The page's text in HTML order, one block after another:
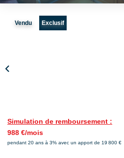
Vendu Exclusif
Simulation de remboursement :
988 €/mois
pendant 20 ans à 3% avec un apport de 19 800 €